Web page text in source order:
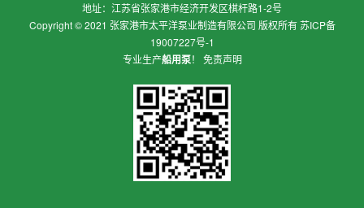
地址：江苏省张家港市经济开发区棋杆路1-2号
Copyright © 2021 张家港市太平洋泵业制造有限公司 版权所有苏ICP备
19007227号-1
专业生产船用泵！ 免责声明